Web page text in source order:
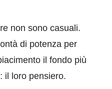
non sono casuali.
di potenza per
il fondo più
il loro pensiero.